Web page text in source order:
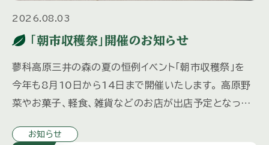
2026.08.03
「朝市収穫祭」開催のお知らせ
蓼科高原三井の森の夏の恒例イベント「朝市収穫祭」を
今年も8月10日から14日まで開催いたします。 高原野
菜やお菓子、軽食、雑貨などのお店が出店予定となって
ナーを計画中 […]
お知らせ